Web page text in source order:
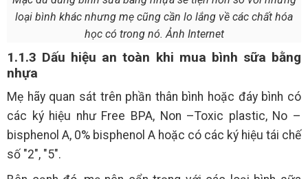
loại bình khác nhưng mẹ cũng cần lo lắng về các chất hóa
học có trong nó. Ảnh Internet
1.1.3 Dấu hiệu an toàn khi mua bình sữa bằng
nhựa
Mẹ hãy quan sát trên phần thân bình hoặc đáy bình có
các ký hiệu như Free BPA, Non –Toxic plastic, No –
bisphenol A, 0% bisphenol A hoặc có các ký hiệu tái chế
số "2", "5".